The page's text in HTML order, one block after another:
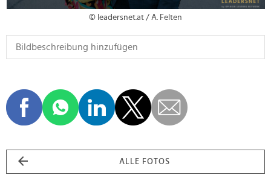
© leadersnet.at / A. Felten
ALLE FOTOS